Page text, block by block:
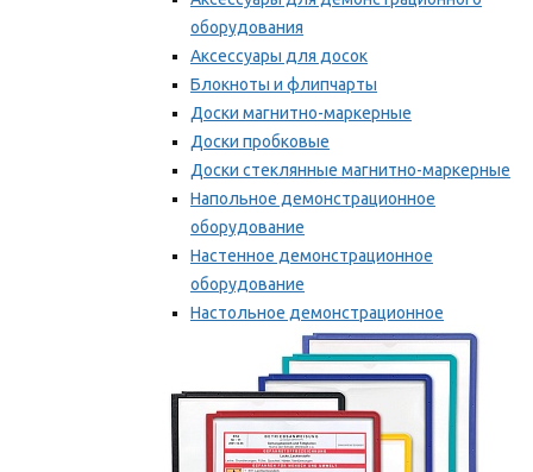
оборудования
Аксессуары для досок
Блокноты и флипчарты
Доски магнитно-маркерные
Доски пробковые
Доски стеклянные магнитно-маркерные
Напольное демонстрационное
оборудование
Настенное демонстрационное
оборудование
Настольное демонстрационное
оборудование
Мы рекомендуем